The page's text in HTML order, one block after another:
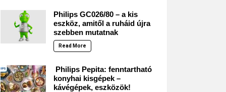
Philips GC026/80 – a kis
eszköz, amitől a ruháid újra
szebben mutatnak
Read More
Philips Pepita: fenntartható
konyhai kisgépek –
kávégépek, eszközök!